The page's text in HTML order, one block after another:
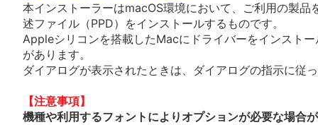
本インストーラーはmacOS環境において、ご利用の製
述ファイル（PPD）をインストールするものです。
Appleシリコンを搭載したMacにドライバーをインスト
があります。
ダイアログが表示されたときは、ダイアログの指示に従
【注意事項】
機種や利用するフォントによりオプションが必要な場合